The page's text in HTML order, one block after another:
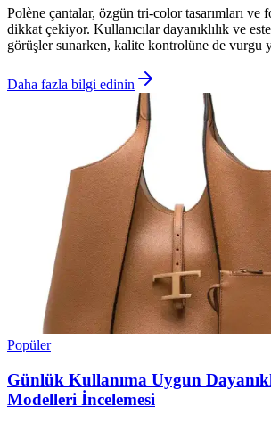
Polène çantalar, özgün tri-color tasarımları
dikkat çekiyor. Kullanıcılar dayanıklılık ve
görüşler sunarken, kalite kontrolüne de vurgu
Daha fazla bilgi edinin
Popüler
Günlük Kullanıma Uygun
Modelleri İncelemesi